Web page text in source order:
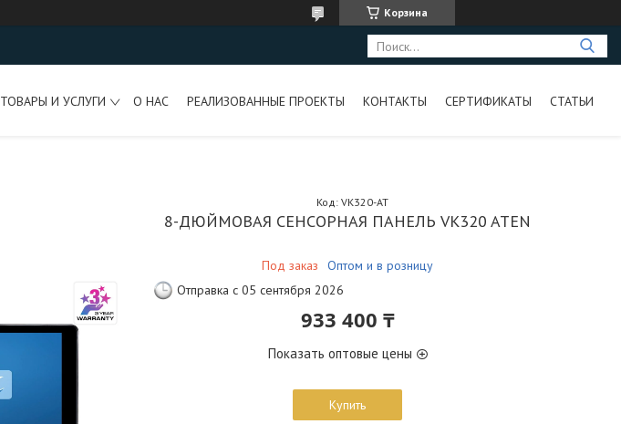
Корзина
ТОВАРЫ И УСЛУГИ О НАС РЕАЛИЗОВАННЫЕ ПРОЕКТЫ КОНТАКТЫ СЕРТИФИКАТЫ СТАТЬИ
8-ДЮЙМОВАЯ СЕНСОРНАЯ ПАНЕЛЬ VK320 ATEN
Под заказ Оптом и в розницу
Код: VK320-AT
Отправка с 05 сентября 2026
933 400 ₸
Показать оптовые цены
Купить